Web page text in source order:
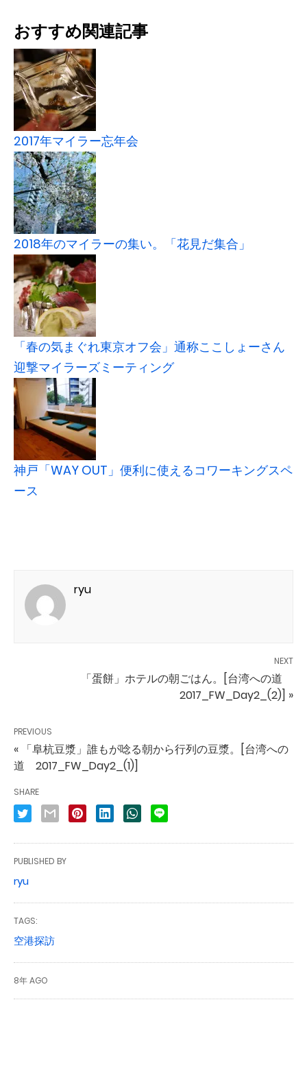
おすすめ関連記事
2017年マイラー忘年会
2018年のマイラーの集い。「花見だ集合」
「春の気まぐれ東京オフ会」通称ここしょーさん
迎撃マイラーズミーティング
神戸「WAY OUT」便利に使えるコワーキングスペ
ース
ryu
NEXT
「蛋餅」ホテルの朝ごはん。[台湾への道
2017_FW_Day2_(2)] »
PREVIOUS
« 「阜杭豆漿」誰もが唸る朝から行列の豆漿。[台湾への
道 2017_FW_Day2_(1)]
SHARE
PUBLISHED BY
ryu
TAGS:
空港探訪
8年 AGO